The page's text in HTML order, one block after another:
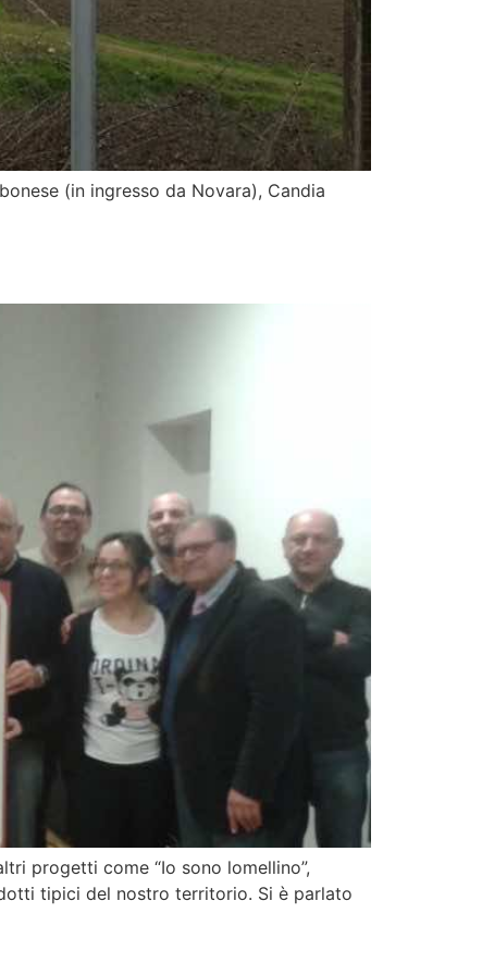
(in ingresso da Novara), Candia
progetti come “Io sono lomellino”,
tipici del nostro territorio. Si è parlato